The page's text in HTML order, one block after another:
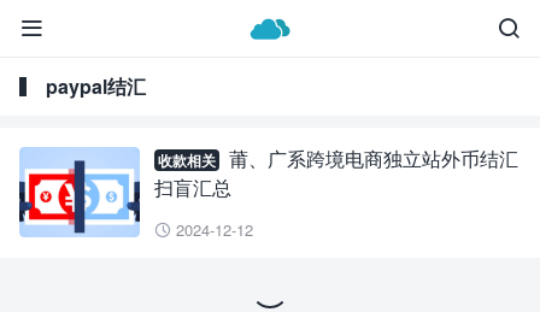


paypal结汇
收款相关
莆、广系跨境电商独立站外币结汇
扫盲汇总
 2024-12-12